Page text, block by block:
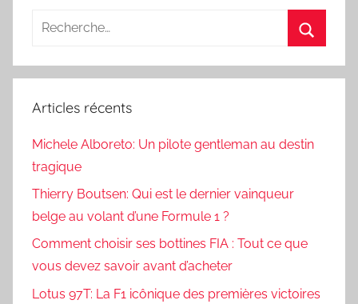
Recherche
:
Articles récents
Michele Alboreto: Un pilote gentleman au destin
tragique
Thierry Boutsen: Qui est le dernier vainqueur
belge au volant d’une Formule 1 ?
Comment choisir ses bottines FIA : Tout ce que
vous devez savoir avant d’acheter
Lotus 97T: La F1 icônique des premières victoires